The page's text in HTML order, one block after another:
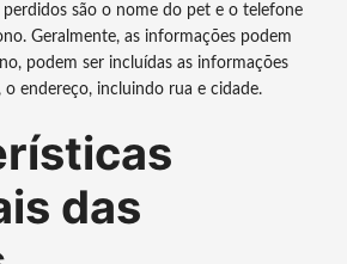
são o nome do pet e o telefone
Geralmente, as informações podem
podem ser incluídas as informações
endereço, incluindo rua e cidade.
das